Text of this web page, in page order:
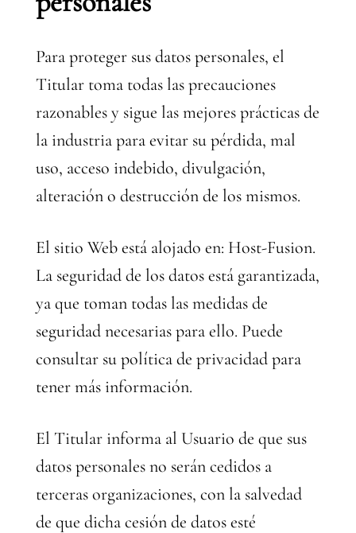
Para proteger sus datos personales, el
Titular toma todas las precauciones
razonables y sigue las mejores prácticas de
la industria para evitar su pérdida, mal
uso, acceso indebido, divulgación,
alteración o destrucción de los mismos.
El sitio Web está alojado en: Host-Fusion.
La seguridad de los datos está garantizada,
ya que toman todas las medidas de
seguridad necesarias para ello. Puede
consultar su política de privacidad para
tener más información.
El Titular informa al Usuario de que sus
datos personales no serán cedidos a
terceras organizaciones, con la salvedad
de que dicha cesión de datos esté